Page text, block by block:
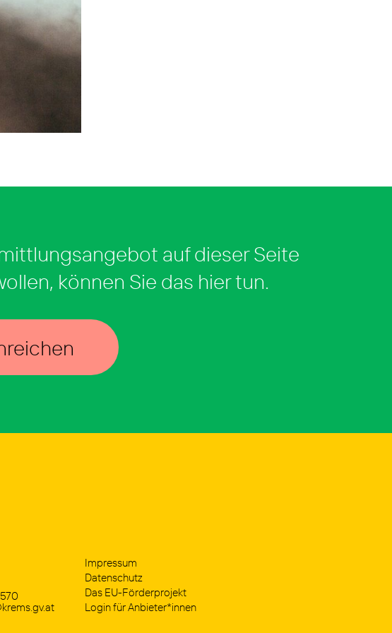
auf dieser Seite
können Sie das hier tun.
Impres­sum
Daten­schutz
Das EU-För­­der­­pro­­jekt
Log­in für Anbieter*innen